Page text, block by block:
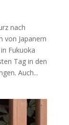
nach
von Japanern
Fukuoka
Tag in den
Auch...